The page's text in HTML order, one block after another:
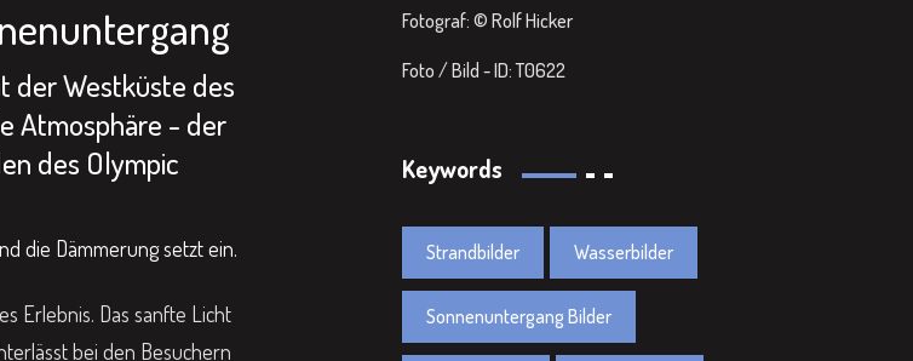
der Westküste des
Atmosphäre - der
des Olympic
die Dämmerung setzt ein.
Erlebnis. Das sanfte Licht
bei den Besuchern
Fotograf: © Rolf Hicker
Foto / Bild - ID: T0622
Keywords
Strandbilder Wasserbilder
Sonnenuntergang Bilder